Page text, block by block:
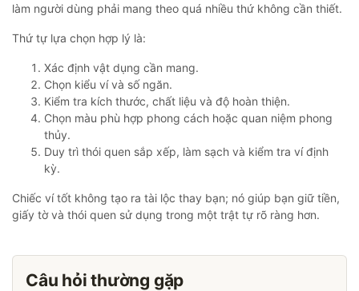
làm người dùng phải mang theo quá nhiều thứ không cần thiết.
Thứ tự lựa chọn hợp lý là:
Xác định vật dụng cần mang.
Chọn kiểu ví và số ngăn.
Kiểm tra kích thước, chất liệu và độ hoàn thiện.
Chọn màu phù hợp phong cách hoặc quan niệm phong
thủy.
Duy trì thói quen sắp xếp, làm sạch và kiểm tra ví định
kỳ.
Chiếc ví tốt không tạo ra tài lộc thay bạn; nó giúp bạn giữ tiền,
giấy tờ và thói quen sử dụng trong một trật tự rõ ràng hơn.
Câu hỏi thường gặp